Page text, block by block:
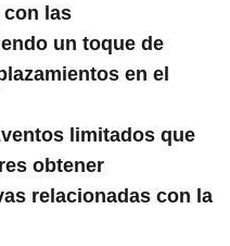
con las
un toque de
en el
limitados que
obtener
relacionadas con la